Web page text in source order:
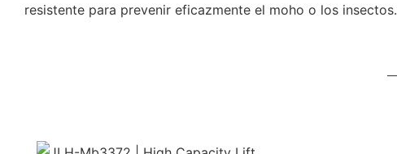
resistente para prevenir eficazmente el moho o los insectos.